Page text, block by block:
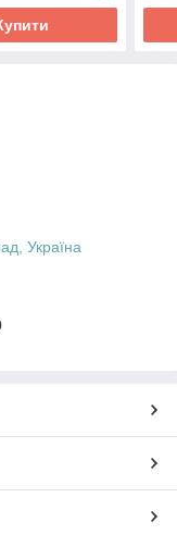
Україна